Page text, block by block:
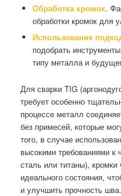
Обработка кромок.
обработки кромок для
Использование
подобрать
типу металла и
Для сварки TIG
требует особенно
процессе металл
без примесей, которые
того, в случае
высокими требованиями
сталь или титаны),
идеального состояния,
и улучшить прочность шва.